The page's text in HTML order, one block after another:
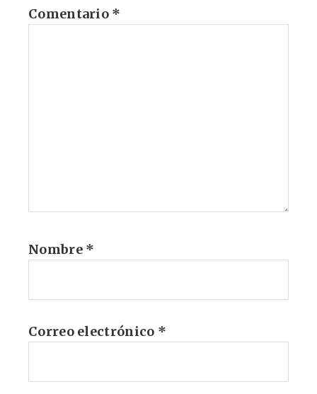
Comentario *
Nombre *
Correo electrónico *